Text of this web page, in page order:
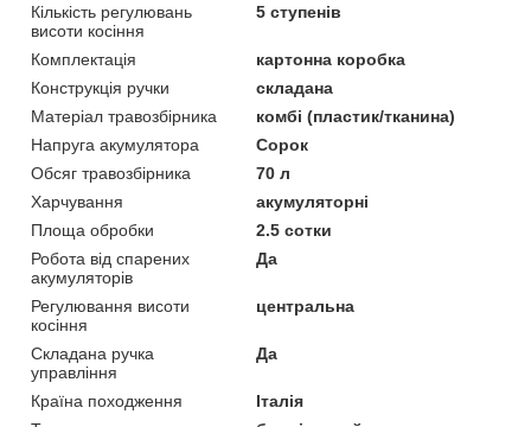
Кількість регулювань
висоти косіння
5 ступенів
Комплектація
картонна коробка
Конструкція ручки
складана
Матеріал травозбірника
комбі (пластик/тканина)
Напруга акумулятора
Сорок
Обсяг травозбірника
70 л
Харчування
акумуляторні
Площа обробки
2.5 сотки
Робота від спарених
акумуляторів
Да
Регулювання висоти
косіння
центральна
Складана ручка
управління
Да
Країна походження
Італія